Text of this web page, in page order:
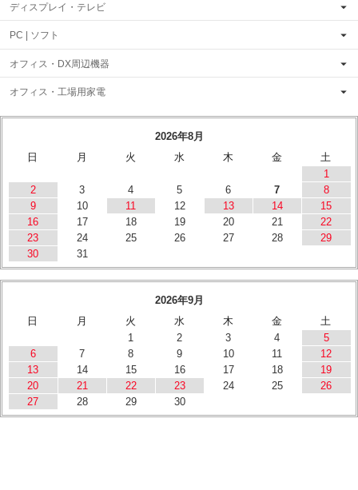
ディスプレイ・テレビ
PC | ソフト
オフィス・DX周辺機器
オフィス・工場用家電
2026年8月
日
月 火 水 木 金
土
1
2
3 4 5 6 7
8
9
10 11 12 13 14
15
16
17 18 19 20 21
22
23
24 25 26 27 28
29
30
31
2026年9月
日
月 火 水 木 金
土
1
2 3 4
5
6
7 8 9 10 11
12
13
14 15 16 17 18
19
20
21 22 23 24 25
26
27
28 29 30